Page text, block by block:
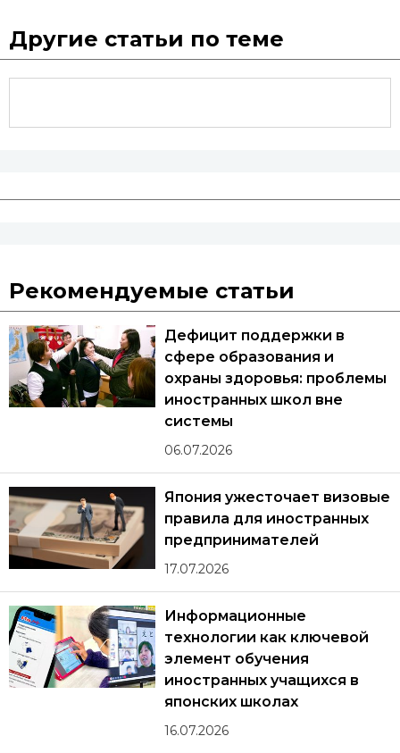
Другие статьи по теме
Рекомендуемые статьи
Дефицит поддержки в
сфере образования и
охраны здоровья: проблемы
иностранных школ вне
системы
06.07.2026
Япония ужесточает визовые
правила для иностранных
предпринимателей
17.07.2026
Информационные
технологии как ключевой
элемент обучения
иностранных учащихся в
японских школах
16.07.2026